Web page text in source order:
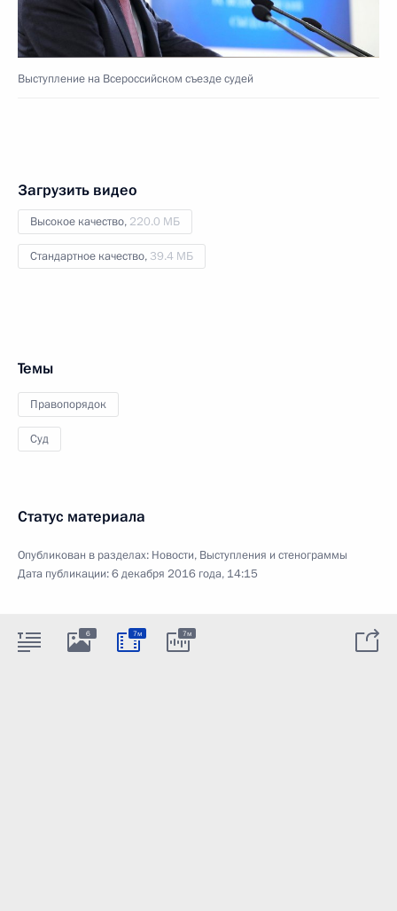
Выступление на Всероссийском съезде судей
Загрузить видео
Высокое качество, 220.0 МБ
Стандартное качество, 39.4 МБ
Темы
Правопорядок
Суд
Статус материала
Опубликован в разделах: Новости, Выступления и стенограммы
Дата публикации:6 декабря 2016 года, 14:15
6 7м 7м